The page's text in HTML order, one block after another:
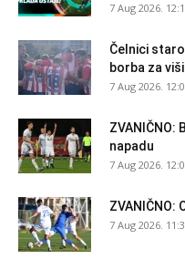
7 Aug 2026.
Čelnici
borba za
7 Aug 2026.
ZVANIČNO:
napadu
7 Aug 2026.
7 Aug 2026.